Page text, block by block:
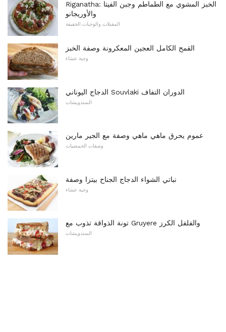
Riganatha: الخبز المشوي مع الطماطم وجبن الفيتا
والأوريجانو
المقبلات والوجبات الخفيفة
القمح الكامل العجين المعكرونة وصفة الخبز
وجبة عشاء
الدجاج اليوناني Souvlaki الدوران التفاف
السندويشات
عموم يحرق ماهي ماهي وصفة مع الجير مارين
وصفات الحمضيات
نباتي الشواء الدجاج الجناح بيتزا وصفة
وجبة عشاء
تونة الذواقة تذوب مع Gruyere والفلفل الكرز
السندويشات